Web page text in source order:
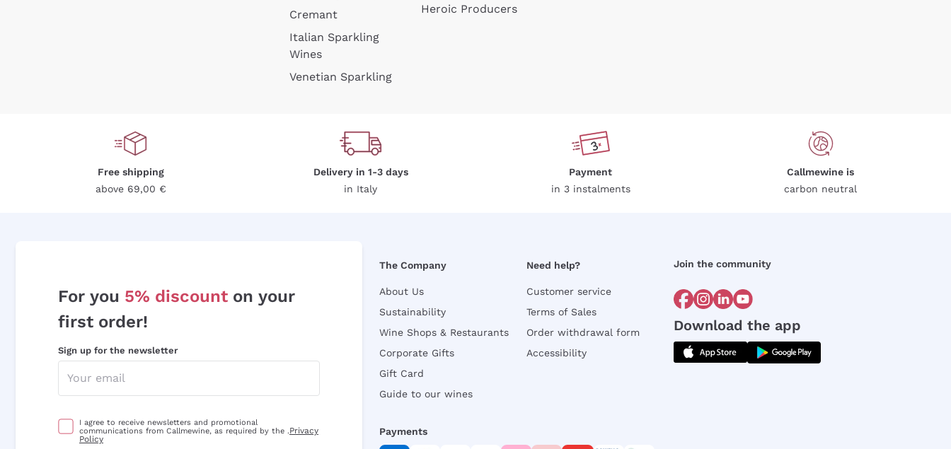
Cremant
Italian Sparkling
Wines
Venetian Sparkling
Heroic Producers
Free shipping
above 69,00 €
Delivery in 1-3 days
in Italy
Payment
in 3 instalments
Callmewine is
carbon neutral
For you 5% discount on your
first order!
Sign up for the newsletter
I agree to receive newsletters and promotional
communications from Callmewine, as required by the .Privacy
Policy
The Company
About Us
Sustainability
Wine Shops & Restaurants
Corporate Gifts
Gift Card
Guide to our wines
Need help?
Customer service
Terms of Sales
Order withdrawal form
Accessibility
Join the community
Download the app
Payments